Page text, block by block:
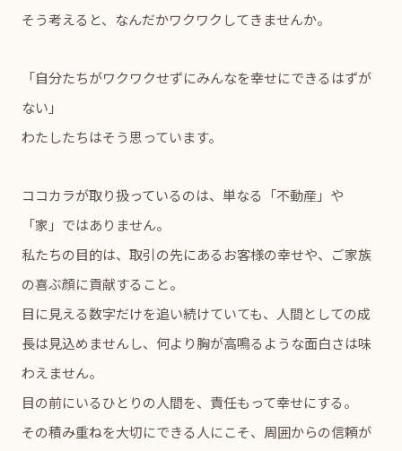
そう考えると、なんだかワクワクしてきませんか。
「自分たちがワクワクせずにみんなを幸せにできるはずが
ない」
わたしたちはそう思っています。
ココカラが取り扱っているのは、単なる「不動産」や
「家」ではありません。
私たちの目的は、取引の先にあるお客様の幸せや、ご家族
の喜ぶ顔に貢献すること。
目に見える数字だけを追い続けていても、人間としての成
長は見込めませんし、何より胸が高鳴るような面白さは味
わえません。
目の前にいるひとりの人間を、責任もって幸せにする。
その積み重ねを大切にできる人にこそ、周囲からの信頼が